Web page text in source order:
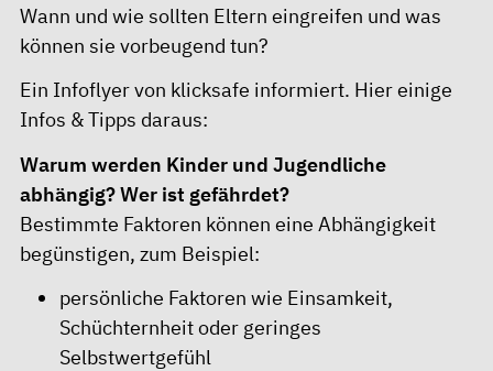
Wann und wie sollten Eltern eingreifen und was
können sie vorbeugend tun?
Ein Infoflyer von klicksafe informiert. Hier einige
Infos & Tipps daraus:
Warum werden Kinder und Jugendliche
abhängig? Wer ist gefährdet?
Bestimmte Faktoren können eine Abhängigkeit
begünstigen, zum Beispiel:
persönliche Faktoren wie Einsamkeit,
Schüchternheit oder geringes
Selbstwertgefühl